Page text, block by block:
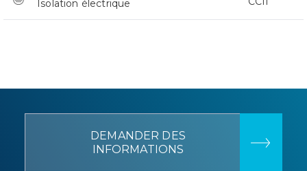
Isolation électrique
DEMANDER DES
INFORMATIONS